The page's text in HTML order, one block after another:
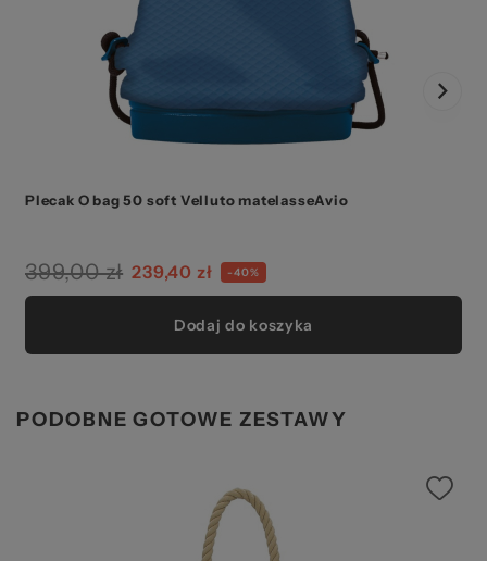
Plecak O bag 50 soft Velluto matelasseAvio
399,00 zł 239,40 zł -40%
Dodaj do koszyka
PODOBNE GOTOWE ZESTAWY